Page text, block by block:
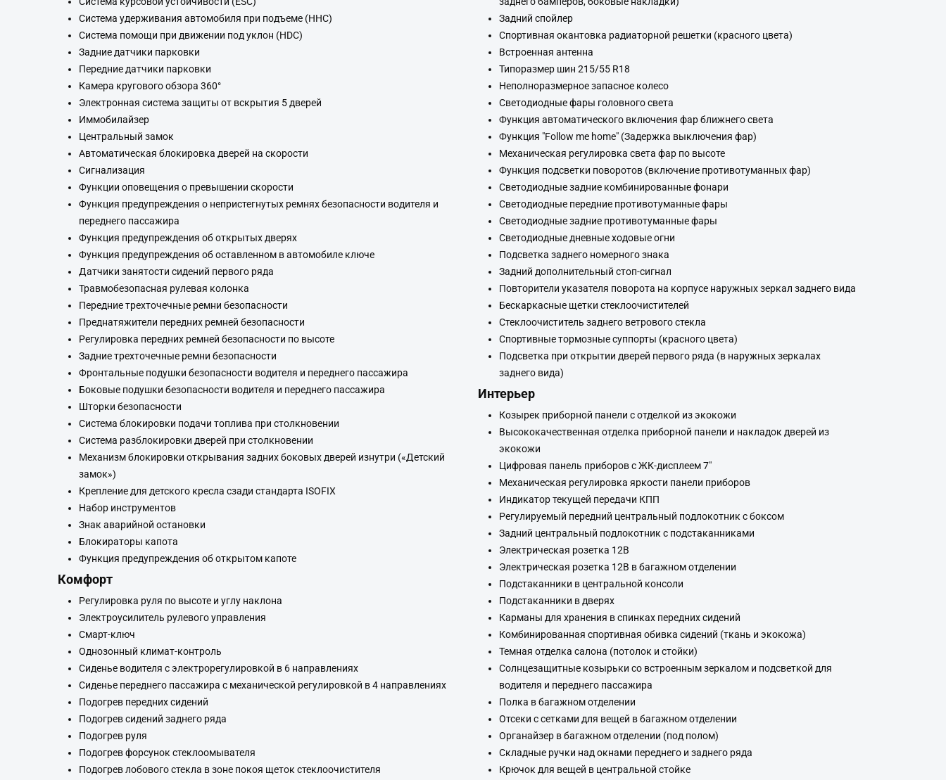
Система удерживания автомобиля при подъеме (HHC)
Система помощи при движении под уклон (HDC)
Задние датчики парковки
Передние датчики парковки
Камера кругового обзора 360°
Электронная система защиты от вскрытия 5 дверей
Иммобилайзер
Центральный замок
Автоматическая блокировка дверей на скорости
Сигнализация
Функции оповещения о превышении скорости
Функция предупреждения о непристегнутых ремнях безопасности водителя и
переднего пассажира
Функция предупреждения об открытых дверях
Функция предупреждения об оставленном в автомобиле ключе
Датчики занятости сидений первого ряда
Травмобезопасная рулевая колонка
Передние трехточечные ремни безопасности
Преднатяжители передних ремней безопасности
Регулировка передних ремней безопасности по высоте
Задние трехточечные ремни безопасности
Фронтальные подушки безопасности водителя и переднего пассажира
Боковые подушки безопасности водителя и переднего пассажира
Шторки безопасности
Система блокировки подачи топлива при столкновении
Система разблокировки дверей при столкновении
Механизм блокировки открывания задних боковых дверей изнутри («Детский
замок»)
Крепление для детского кресла сзади стандарта ISOFIX
Набор инструментов
Знак аварийной остановки
Блокираторы капота
Функция предупреждения об открытом капоте
Комфорт
Регулировка руля по высоте и углу наклона
Электроусилитель рулевого управления
Смарт-ключ
Однозонный климат-контроль
Сиденье водителя с электрорегулировкой в 6 направлениях
Сиденье переднего пассажира с механической регулировкой в 4 направлениях
Подогрев передних сидений
Подогрев сидений заднего ряда
Подогрев руля
Подогрев форсунок стеклоомывателя
Подогрев лобового стекла в зоне покоя щеток стеклоочистителя
Задний спойлер
Спортивная окантовка радиаторной решетки (красного цвета)
Встроенная антенна
Типоразмер шин 215/55 R18
Неполноразмерное запасное колесо
Светодиодные фары головного света
Функция автоматического включения фар ближнего света
Функция "Follow me home" (Задержка выключения фар)
Механическая регулировка света фар по высоте
Функция подсветки поворотов (включение противотуманных фар)
Светодиодные задние комбинированные фонари
Светодиодные передние противотуманные фары
Светодиодные задние противотуманные фары
Светодиодные дневные ходовые огни
Подсветка заднего номерного знака
Задний дополнительный стоп-сигнал
Повторители указателя поворота на корпусе наружных зеркал заднего вида
Бескаркасные щетки стеклоочистителей
Стеклоочиститель заднего ветрового стекла
Спортивные тормозные суппорты (красного цвета)
Подсветка при открытии дверей первого ряда (в наружных зеркалах
заднего вида)
Интерьер
Козырек приборной панели с отделкой из экокожи
Высококачественная отделка приборной панели и накладок дверей из
экокожи
Цифровая панель приборов с ЖК-дисплеем 7"
Механическая регулировка яркости панели приборов
Индикатор текущей передачи КПП
Регулируемый передний центральный подлокотник с боксом
Задний центральный подлокотник с подстаканниками
Электрическая розетка 12В
Электрическая розетка 12В в багажном отделении
Подстаканники в центральной консоли
Подстаканники в дверях
Карманы для хранения в спинках передних сидений
Комбинированная спортивная обивка сидений (ткань и экокожа)
Темная отделка салона (потолок и стойки)
Солнцезащитные козырьки со встроенным зеркалом и подсветкой для
водителя и переднего пассажира
Полка в багажном отделении
Отсеки с сетками для вещей в багажном отделении
Органайзер в багажном отделении (под полом)
Складные ручки над окнами переднего и заднего ряда
Крючок для вещей в центральной стойке